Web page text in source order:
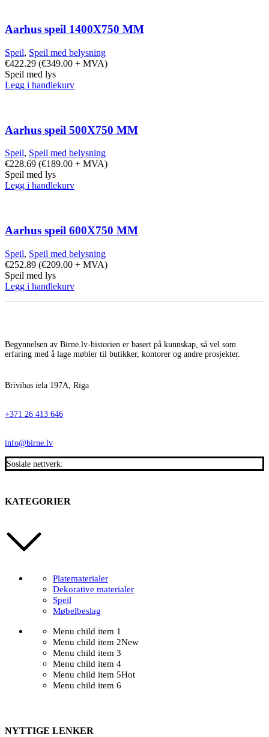
Aarhus speil 1400X750 MM
Speil, Speil med belysning
€422.29 (€349.00 + MVA)
Speil med lys
Legg i handlekurv
Aarhus speil 500X750 MM
Speil, Speil med belysning
€228.69 (€189.00 + MVA)
Speil med lys
Legg i handlekurv
Aarhus speil 600X750 MM
Speil, Speil med belysning
€252.89 (€209.00 + MVA)
Speil med lys
Legg i handlekurv
Begynnelsen av Birne.lv-historien er basert på kunnskap, så vel som
erfaring med å lage møbler til butikker, kontorer og andre prosjekter.
Brīvības iela 197A, Rīga
+371 26 413 646
info@birne.lv
Sosiale nettverk:
KATEGORIER
Platematerialer
Dekorative materialer
Speil
Møbelbeslag
Menu child item 1
Menu child item 2New
Menu child item 3
Menu child item 4
Menu child item 5Hot
Menu child item 6
NYTTIGE LENKER